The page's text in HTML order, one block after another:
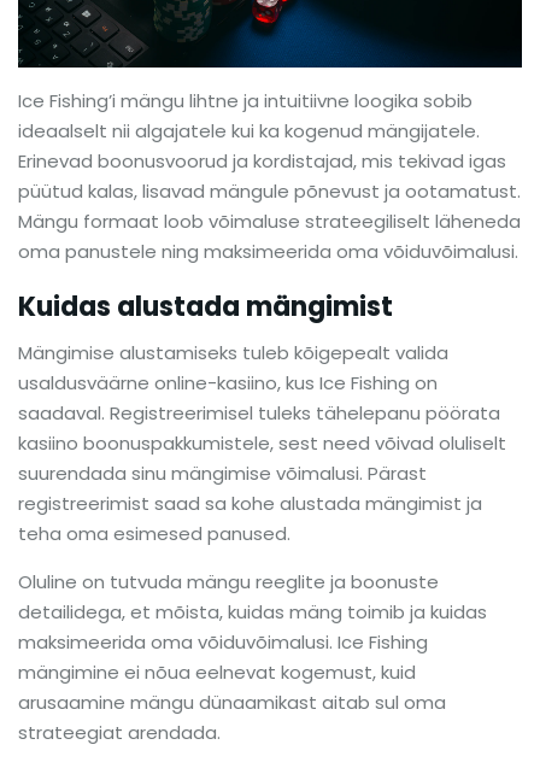
Ice Fishing’i mängu lihtne ja intuitiivne loogika sobib
ideaalselt nii algajatele kui ka kogenud mängijatele.
Erinevad boonusvoorud ja kordistajad, mis tekivad igas
püütud kalas, lisavad mängule põnevust ja ootamatust.
Mängu formaat loob võimaluse strateegiliselt läheneda
oma panustele ning maksimeerida oma võiduvõimalusi.
Kuidas alustada mängimist
Mängimise alustamiseks tuleb kõigepealt valida
usaldusväärne online-kasiino, kus Ice Fishing on
saadaval. Registreerimisel tuleks tähelepanu pöörata
kasiino boonuspakkumistele, sest need võivad oluliselt
suurendada sinu mängimise võimalusi. Pärast
registreerimist saad sa kohe alustada mängimist ja
teha oma esimesed panused.
Oluline on tutvuda mängu reeglite ja boonuste
detailidega, et mõista, kuidas mäng toimib ja kuidas
maksimeerida oma võiduvõimalusi. Ice Fishing
mängimine ei nõua eelnevat kogemust, kuid
arusaamine mängu dünaamikast aitab sul oma
strateegiat arendada.